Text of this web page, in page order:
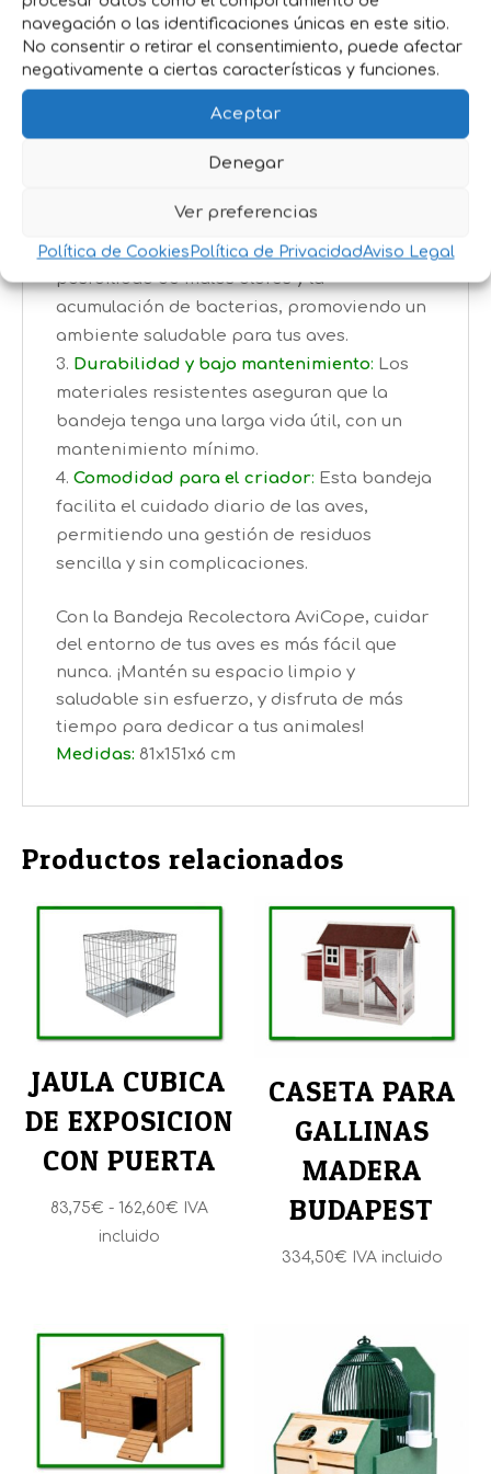
navegación o las identificaciones únicas en este sitio.
No consentir o retirar el consentimiento, puede afectar
negativamente a ciertas características y funciones.
Aceptar
Denegar
Ver preferencias
Política de Cookies Política de PrivacidadAviso Legal
Beneficios de usar la Bandeja
Recolectora AviCope:
Ahorro de tiempo en la limpieza
recolectar los residuos en un solo lugar, el
proceso de limpieza es mucho más rápido y
Mejora la higiene del entorno
mantener el área limpia, reduces la
posibilidad de malos olores y la
acumulación de bacterias, promoviendo un
ambiente saludable para tus aves.
Durabilidad y bajo mantenimiento: Los
materiales resistentes aseguran que la
bandeja tenga una larga vida útil, con un
mantenimiento mínimo.
Comodidad para el criador: Esta bandeja
facilita el cuidado diario de las aves,
permitiendo una gestión de residuos
sencilla y sin complicaciones.
Con la Bandeja Recolectora AviCope, cuidar
del entorno de tus aves es más fácil que
nunca. ¡Mantén su espacio limpio y
saludable sin esfuerzo, y disfruta de más
tiempo para dedicar a tus animales!
Medidas: 81x151x6 cm
Productos relacionados
JAULA CUBICA
DE EXPOSICION
CON PUERTA
83,75€ - 162,60€Rango
hasta
162,60€
IVA
incluido
CASETA PARA
GALLINAS
MADERA
BUDAPEST
334,50€ IVA incluido